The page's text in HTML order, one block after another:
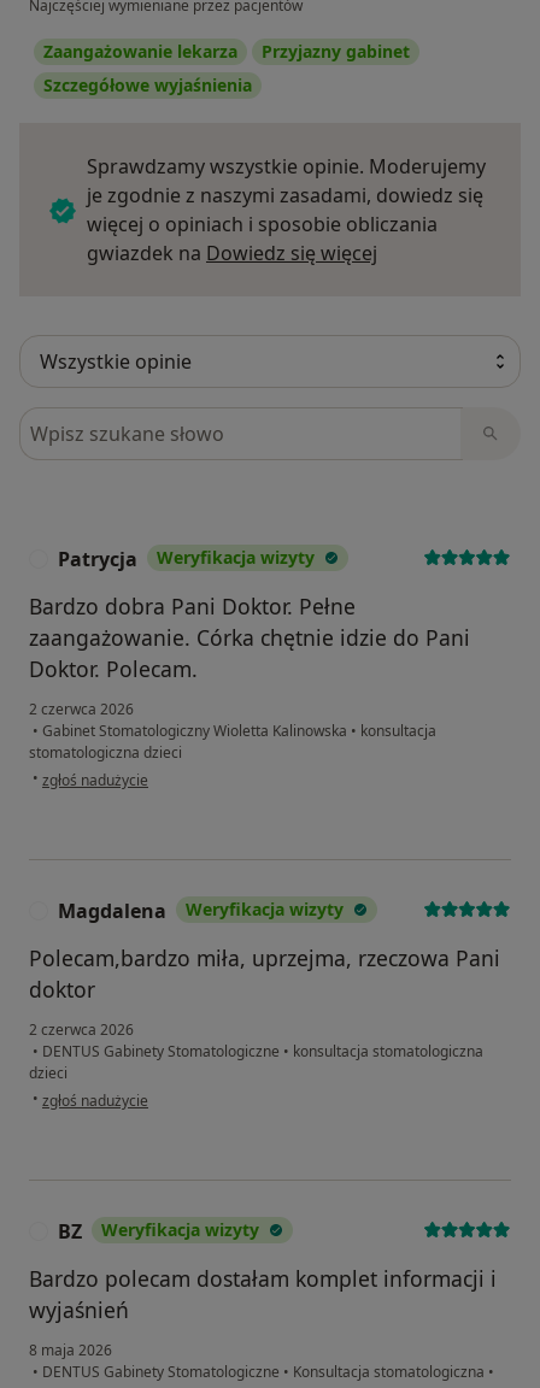
Najczęściej wymieniane przez pacjentów
Zaangażowanie lekarza
Przyjazny gabinet
Szczegółowe wyjaśnienia
Sprawdzamy wszystkie opinie. Moderujemy
je zgodnie z naszymi zasadami, dowiedz się
więcej o opiniach i sposobie obliczania
gwiazdek na Dowiedz się więcej
Szukaj w opiniach
Patrycja Weryfikacja wizyty
Bardzo dobra Pani Doktor. Pełne
zaangażowanie. Córka chętnie idzie do Pani
Doktor. Polecam.
2 czerwca 2026
• Gabinet Stomatologiczny Wioletta Kalinowska • konsultacja
stomatologiczna dzieci
• w opinii użytkownika Patrycja
zgłoś nadużycie
Magdalena Weryfikacja wizyty
Polecam,bardzo miła, uprzejma, rzeczowa Pani
doktor
2 czerwca 2026
• DENTUS Gabinety Stomatologiczne • konsultacja stomatologiczna
dzieci
• w opinii użytkownika Magdalena
zgłoś nadużycie
BZ Weryfikacja wizyty
Bardzo polecam dostałam komplet informacji i
wyjaśnień
8 maja 2026
• DENTUS Gabinety Stomatologiczne • Konsultacja stomatologiczna •